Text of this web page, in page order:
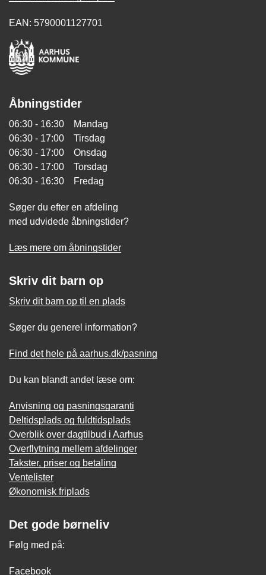
EAN: 5790001127701
Åbningstider
06:30 - 16:30 Mandag
06:30 - 17:00 Tirsdag
06:30 - 17:00 Onsdag
06:30 - 17:00 Torsdag
06:30 - 16:30 Fredag
Søger du efter en afdeling
med udvidede åbningstider?
Læs mere om åbningstider
Skriv dit barn op
Skriv dit barn op til en plads
Søger du generel information?
Find det hele på aarhus.dk/pasning
Du kan blandt andet læse om:
Anvisning og pasningsgaranti
Deltidsplads og fuldtidsplads
Overblik over dagtilbud i Aarhus
Overflytning mellem afdelinger
Takster, priser og betaling
Ventelister
Økonomisk friplads
Det gode børneliv
Følg med på:
Facebook